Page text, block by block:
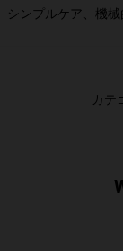
シンプルケア、機
カテ